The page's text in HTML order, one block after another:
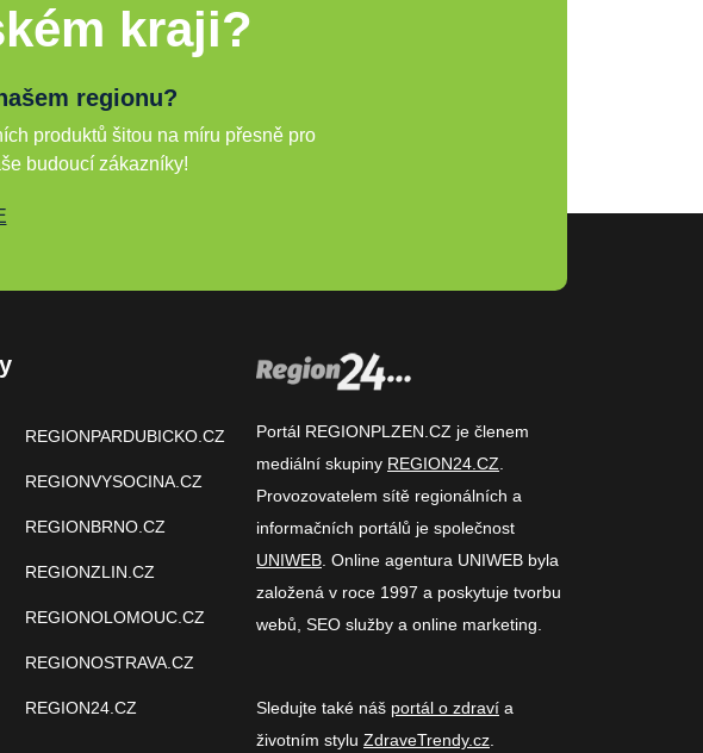
kraji?
regionu?
produktů šitou na míru přesně pro
budoucí zákazníky!
REGIONPARDUBICKO.CZ
REGIONVYSOCINA.CZ
REGIONBRNO.CZ
REGIONZLIN.CZ
REGIONOLOMOUC.CZ
REGIONOSTRAVA.CZ
REGION24.CZ
Portál REGIONPLZEN.CZ je členem
mediální skupiny REGION24.CZ
Provozovatelem sítě regionálních a
informačních portálů je společnost
UNIWEB . Online agentura UNIWEB byla
založená v roce 1997 a poskytuje tvorbu
webů, SEO služby a online marketing.
Sledujte také náš portál o zdraví a
životním stylu ZdraveTrendy.cz